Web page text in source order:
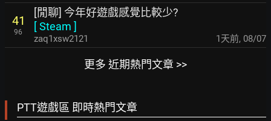
41
96
[閒聊] 今年好遊戲感覺比較少?
[Steam ]
zaq1xsw2121 1天前, 08/07
更多 近期熱門文章 >>
PTT遊戲區 即時熱門文章